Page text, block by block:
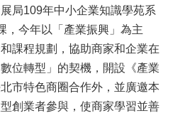
109年中小企業知識學苑系
，今年以「產業振興」為主
課程規劃，協助商家和企業在
位轉型」的契機，開設《產業
市特色商圈合作外，並廣邀本
創業者參與，使商家學習並善